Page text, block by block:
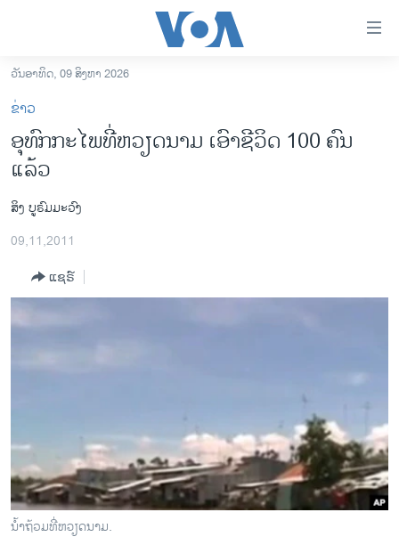
ເຂົ້າ
ຫາ
ຂ້າມ
ຂ້າມ
ຫາ
ຊອກ
ຄົ້ນ
ລາວ
ອາເມຣິກາ
ຂ່າວ​ຈີນ
ໂລກ
ເອເຊຍ
ຊີວິດຊາວລາວ
ທຸລະກິດ
ພາສາອັງກິດ
ວີດີໂອ
ວັນອາທິດ, 09 ສິງຫາ 2026
ຂ່າວ
ອຸທົກກະໄພທີ່ຫວຽດນາມ ເອົາຊີວິດ 100 ຄົນ
ແລ້ວ
ສິງ ບູຣົມມະວົງ
09,11,2011
ແຊຣ໌
ນໍ້າຖ້ວມທີ່ຫວຽດນາມ.